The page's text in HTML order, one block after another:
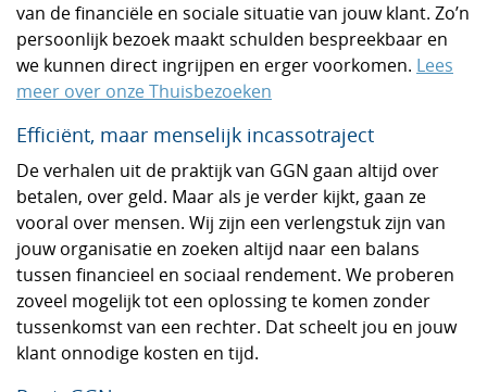
van de financiële en sociale situatie van jouw klant. Zo’n
persoonlijk bezoek maakt schulden bespreekbaar en
we kunnen direct ingrijpen en erger voorkomen. Lees
meer over onze Thuisbezoeken
Efficiënt, maar menselijk incassotraject
De verhalen uit de praktijk van GGN gaan altijd over
betalen, over geld. Maar als je verder kijkt, gaan ze
vooral over mensen. Wij zijn een verlengstuk zijn van
jouw organisatie en zoeken altijd naar een balans
tussen financieel en sociaal rendement. We proberen
zoveel mogelijk tot een oplossing te komen zonder
tussenkomst van een rechter. Dat scheelt jou en jouw
klant onnodige kosten en tijd.